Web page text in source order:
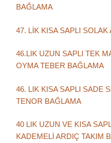
BAĞLAMA
47. LİK KISA SAPLI
46.LIK UZUN SAPLI TEK
OYMA TEBER BAĞLAMA
46. LIK KISA SAPLI SADE
TENOR BAĞLAMA
40 LIK UZUN VE KISA
KADEMELİ ARDIÇ TAKIM